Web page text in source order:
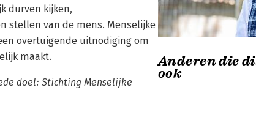
durven kijken,
stellen van de mens. Menselijke
overtuigende uitnodiging om
maakt.
doel: Stichting Menselijke
Anderen die
ook